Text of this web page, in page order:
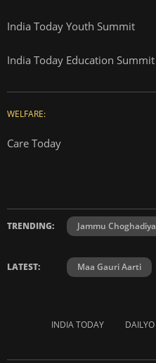
India Today Youth Summit
India Today Education Summit
WELFARE:
Care Today
TRENDING: Jammu Choghadiya
LATEST: Maa Gauri Aarti
INDIA TODAY DAILYO